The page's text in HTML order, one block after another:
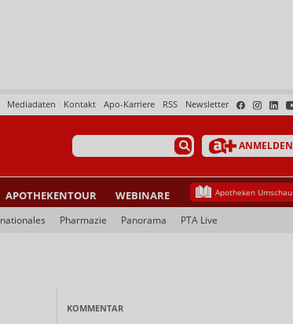
Newsletter
RSS
Apo-Karriere
Kontakt
Mediadaten
ANMELDEN
APOTHEKENTOUR WEBINARE Apotheken Umschau
Pharmazie Panorama PTA Live
KOMMENTAR